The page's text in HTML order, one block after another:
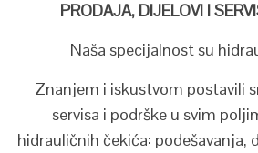
PRODAJA, DIJELOVI I
Naša specijalnost su
Znanjem i iskustvom postavili
servisa i podrške u svim
hidrauličnih čekića: podešavanja,